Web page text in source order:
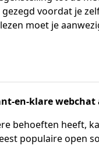
voordat je
moet je
en-klare webchat
behoeften heeft,
populaire open